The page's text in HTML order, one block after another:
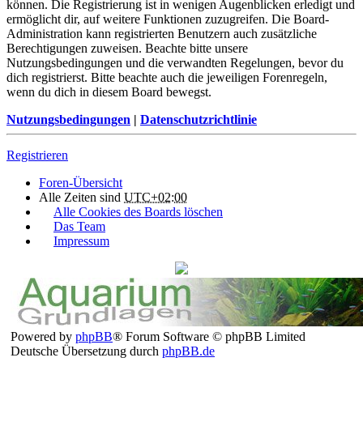
können. Die Registrierung ist in wenigen Augenblicken erledigt und
ermöglicht dir, auf weitere Funktionen zuzugreifen. Die Board-
Administration kann registrierten Benutzern auch zusätzliche
Berechtigungen zuweisen. Beachte bitte unsere
Nutzungsbedingungen und die verwandten Regelungen, bevor du
dich registrierst. Bitte beachte auch die jeweiligen Forenregeln,
wenn du dich in diesem Board bewegst.
Nutzungsbedingungen | Datenschutzrichtlinie
Registrieren
Foren-Übersicht
Alle Zeiten sind UTC+02:00
Alle Cookies des Boards löschen
Das Team
Impressum
Powered by phpBB® Forum Software © phpBB Limited
Deutsche Übersetzung durch phpBB.de